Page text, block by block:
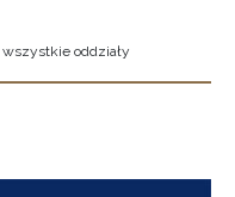
wszystkie oddziały